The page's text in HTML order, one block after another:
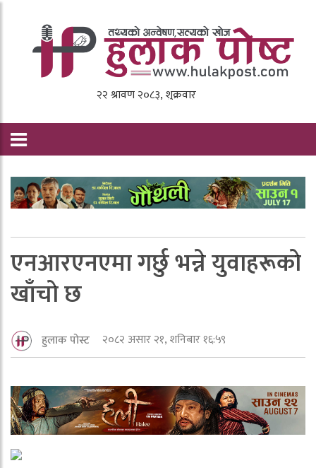
एनआरएनएमा गर्छु भन्ने युवाहरूकाे
खाँचाे छ
हुलाक पोस्ट २०८२ असार २१, शनिबार १६:५९